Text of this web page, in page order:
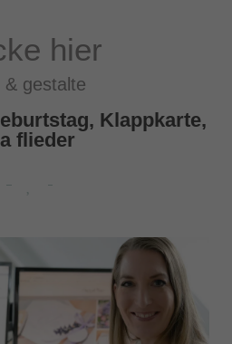
hier
gestalte
Klappkarte,
flieder